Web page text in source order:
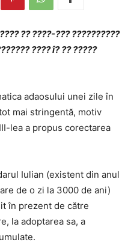
?? ????-??? ??????????
???? î? ?? ?????
adaosului unei zile în
mai stringentă, motiv
lea a propus corectarea
Iulian (existent din anul
de o zi la 3000 de ani)
în prezent de către
la adoptarea sa, a